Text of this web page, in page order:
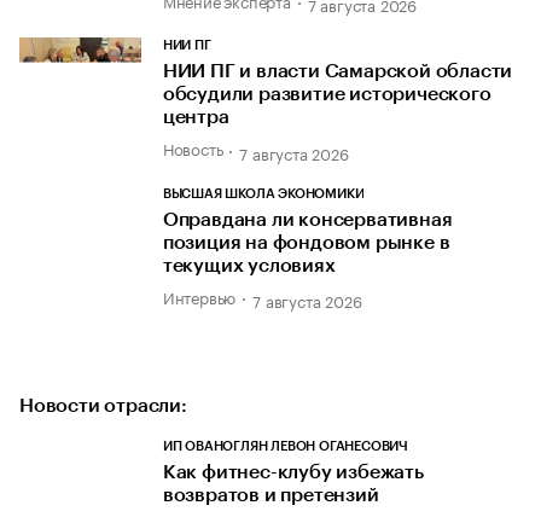
НИИ ПГ
НИИ ПГ и власти Самарской области
обсудили развитие исторического
центра
Новость 7 августа 2026
ВЫСШАЯ ШКОЛА ЭКОНОМИКИ
Оправдана ли консервативная
позиция на фондовом рынке в
текущих условиях
Интервью 7 августа 2026
Новости отрасли:
ИП ОВАНОГЛЯН ЛЕВОН ОГАНЕСОВИЧ
Как фитнес-клубу избежать
возвратов и претензий